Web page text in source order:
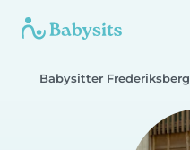
Babysitter Frederiksberg